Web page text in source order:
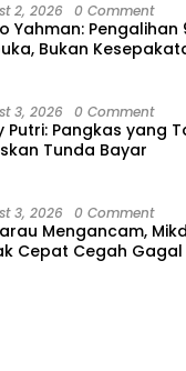
2, 2026 0 Comment
Yahman: Pengalihan
Bukan
3, 2026 0 Comment
Putri: Pangkas yang
Tunda Bayar
3, 2026 0 Comment
Mengancam,
Cepat Cegah Gagal